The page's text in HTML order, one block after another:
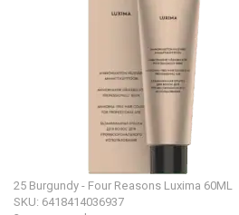
25 Burgundy - Four Reasons Luxima 60ML
SKU: 6418414036937